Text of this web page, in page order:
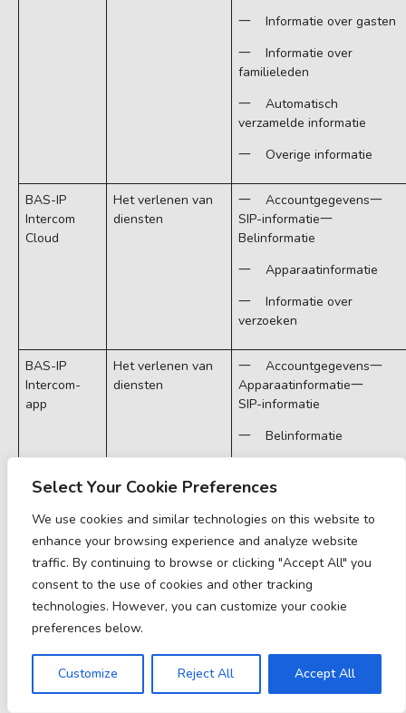
Select Your Cookie Preferences
We use cookies and similar technologies on this website to
enhance your browsing experience and analyze website
traffic. By continuing to browse or clicking "Accept All" you
consent to the use of cookies and other tracking
technologies. However, you can customize your cookie
preferences below.
Customize Reject All Accept All
一 Informatie over gasten
一 Informatie over
familieleden
一 Automatisch
verzamelde informatie
一 Overige informatie
BAS-IP
Intercom
Cloud
Het verlenen van
diensten
一 Accountgegevens一
SIP-informatie一
Belinformatie
一 Apparaatinformatie
一 Informatie over
verzoeken
BAS-IP
Intercom-
app
Het verlenen van
diensten
一 Accountgegevens一
Apparaatinformatie一
SIP-informatie
一 Belinformatie
verzoeken
一 Automatisch
verzamelde informatie
BAS-IP
UKEY
Het verlenen van
diensten
一 Locatie-informatie一
Toegangs-ID一
一 Automatisch
verzamelde informatie